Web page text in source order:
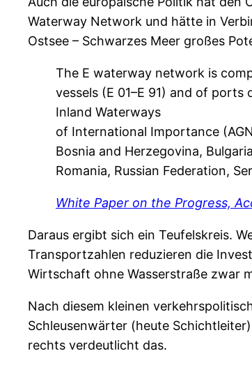
Waterway Network und hätte in
Ostsee – Schwarzes Meer großes
The E waterway network is
vessels (E 01–E 91) and of
Inland Waterways
of International Importance
Bosnia and Herzegovina,
Romania, Russian Federation,
White Paper on the Progress,
Daraus ergibt sich ein Teufelskreis.
Transportzahlen reduzieren die
Wirtschaft ohne Wasserstraße zwar
Nach diesem kleinen
Schleusenwärter (heute
rechts verdeutlicht das.